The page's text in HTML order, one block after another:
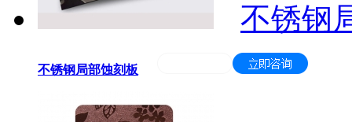
不锈钢
不锈钢局部蚀刻板